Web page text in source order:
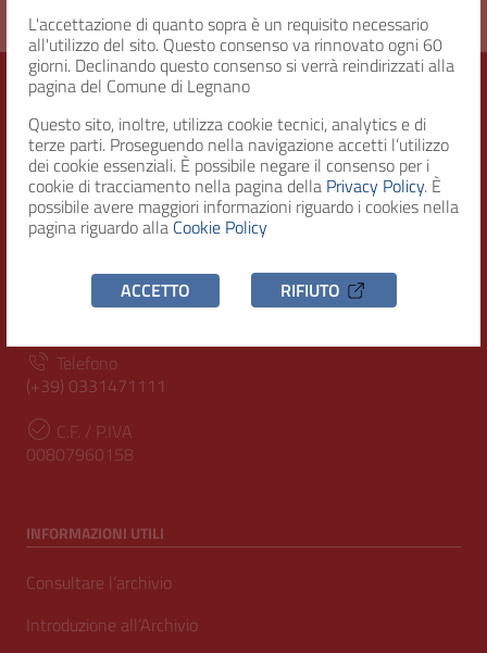
L'accettazione di quanto sopra è un requisito necessario
all'utilizzo del sito. Questo consenso va rinnovato ogni 60
giorni. Declinando questo consenso si verrà reindirizzati alla
pagina del Comune di Legnano
Questo sito, inoltre, utilizza cookie tecnici, analytics e di
terze parti. Proseguendo nella navigazione accetti l’utilizzo
dei cookie essenziali. È possibile negare il consenso per i
cookie di tracciamento nella pagina della Privacy Policy. È
possibile avere maggiori informazioni riguardo i cookies nella
pagina riguardo alla Cookie Policy
ACCETTO RIFIUTO
Città di Legnano – Archivio Storico
RECAPITI
Indirizzo
Piazza San Magno 9
Telefono
(+39) 0331471111
C.F. / P.IVA
00807960158
INFORMAZIONI UTILI
Consultare l’archivio
Introduzione all’Archivio